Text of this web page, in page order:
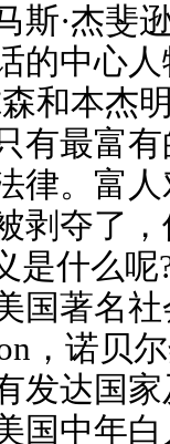
斯·杰斐
的中心
和本杰
有最富
律。富
剥夺了
是什么
国著名
，诺贝
发达国
国中年